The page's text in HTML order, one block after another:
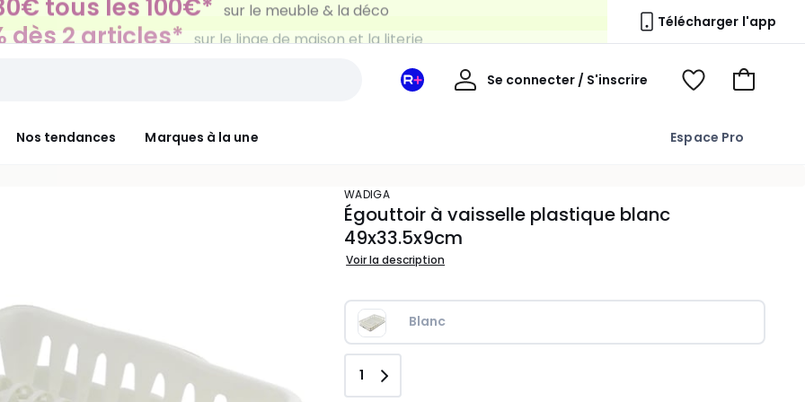
dès 2 articles* sur le linge de maison et la literie Télécharger l'app
Nos tendances Marques à la une Espace Pro
Mon
Se connecter / S'inscrire
Mon
Voir
Voir
WADIGA
Égouttoir à vaisselle plastique blanc
49x33.5x9cm
Voir la description
Blanc
Quantité
1